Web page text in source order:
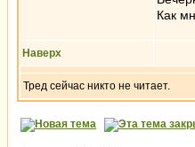
Как
Наверх
Тред сейчас никто не читает.